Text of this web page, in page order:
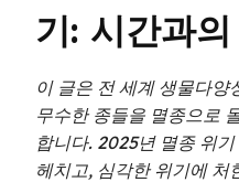
기: 시간과
이 글은 전 세계 생물다양
무수한 종들을 멸종으로
합니다. 2025년 멸종 위
헤치고, 심각한 위기에 처